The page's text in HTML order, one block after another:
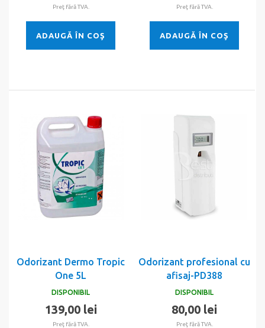
Preţ fără TVA.
ADAUGĂ ÎN COŞ
Preţ fără TVA.
ADAUGĂ ÎN COŞ
Odorizant Dermo Tropic
One 5L
DISPONIBIL
139,00 lei
Preţ fără TVA.
Odorizant profesional cu
afisaj-PD388
DISPONIBIL
80,00 lei
Preţ fără TVA.